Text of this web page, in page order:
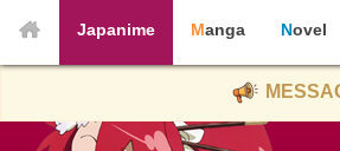
Japanime Manga Novel